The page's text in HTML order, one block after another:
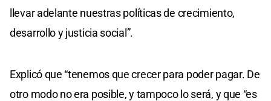
llevar adelante nuestras políticas de crecimiento,
desarrollo y justicia social”.
Explicó que “tenemos que crecer para poder pagar. De
otro modo no era posible, y tampoco lo será, y que “es